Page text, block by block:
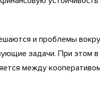
и проблемы
задачи. При этом в
между